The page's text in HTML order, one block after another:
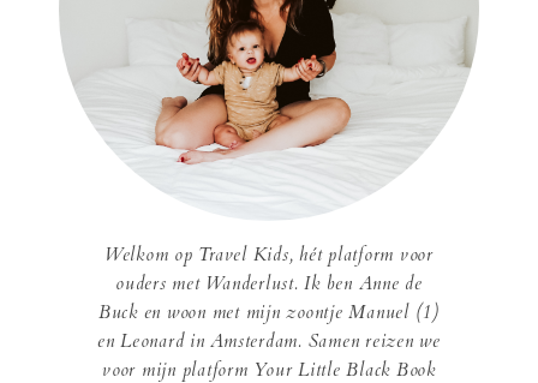
Welkom op Travel Kids, hét platform voor
ouders met Wanderlust. Ik ben Anne de
Buck en woon met mijn zoontje Manuel (1)
en Leonard in Amsterdam. Samen reizen we
voor mijn platform Your Little Black Book